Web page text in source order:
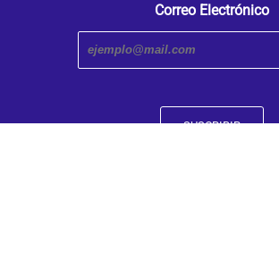
Correo Electrónico